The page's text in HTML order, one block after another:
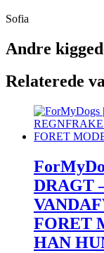
Sofia
Andre
Relaterede
DRAGT
FORET
HAN